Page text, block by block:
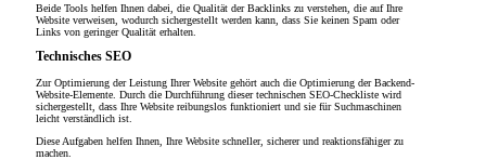
Beide Tools helfen Ihnen dabei, die Qualität der Backlinks zu verstehen, die auf Ihre
Website verweisen, wodurch sichergestellt werden kann, dass Sie keinen Spam oder
Links von geringer Qualität erhalten.
Technisches SEO
Zur Optimierung der Leistung Ihrer Website gehört auch die Optimierung der Backend-
Website-Elemente. Durch die Durchführung dieser technischen SEO-Checkliste wird
sichergestellt, dass Ihre Website reibungslos funktioniert und sie für Suchmaschinen
leicht verständlich ist.
Diese Aufgaben helfen Ihnen, Ihre Website schneller, sicherer und reaktionsfähiger zu
machen.